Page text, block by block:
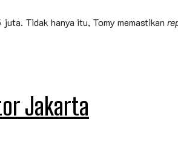
Tidak hanya itu, Tomy memastikan
Jakarta